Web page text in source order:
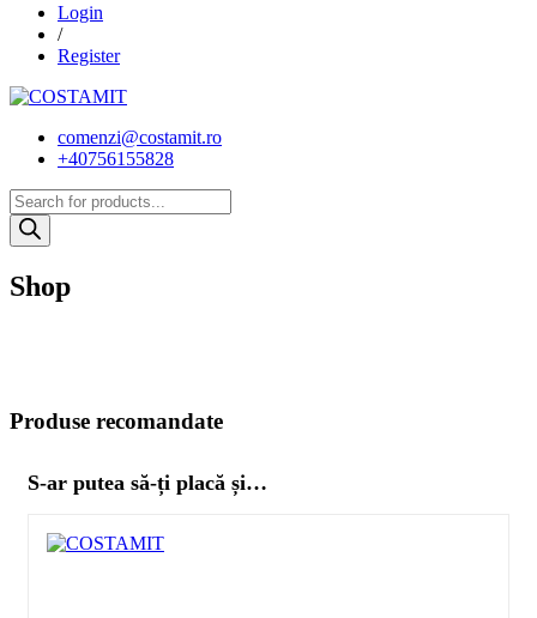
Login
/
Register
comenzi@costamit.ro
+40756155828
Products
search
Shop
Produse recomandate
S-ar putea să-ți placă și…